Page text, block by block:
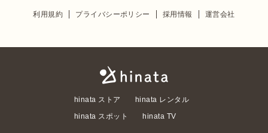
利用規約 プライバシーポリシー 採用情報 運営会社
hinata ストア
hinata レンタル
hinata スポット
hinata TV